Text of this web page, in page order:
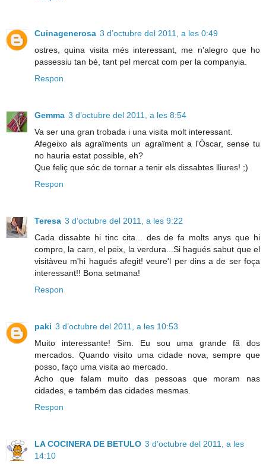
Cuinagenerosa 3 d’octubre del 2011, a les 0:49
ostres, quina visita més interessant, me n'alegro que ho
passessiu tan bé, tant pel mercat com per la companyia.
Respon
Gemma 3 d’octubre del 2011, a les 8:54
Va ser una gran trobada i una visita molt interessant.
Afegeixo als agraïments un agraïment a l'Òscar, sense tu
no hauria estat possible, eh?
Que feliç que sóc de tornar a tenir els dissabtes lliures! ;)
Respon
Teresa 3 d’octubre del 2011, a les 9:22
Cada dissabte hi tinc cita... des de fa molts anys que hi
compro, la carn, el peix, la verdura...Si hagués sabut que el
visitàveu m'hi hagués afegit! veure'l per dins a de ser foça
interessant!! Bona setmana!
Respon
paki 3 d’octubre del 2011, a les 10:53
Muito interessante! Sim. Eu sou uma grande fã dos
mercados. Quando visito uma cidade nova, sempre que
posso, faço uma visita ao mercado.
Acho que falam muito das pessoas que moram nas
cidades, e também das cidades mesmas.
Respon
LA COCINERA DE BETULO 3 d’octubre del 2011, a les
14:10